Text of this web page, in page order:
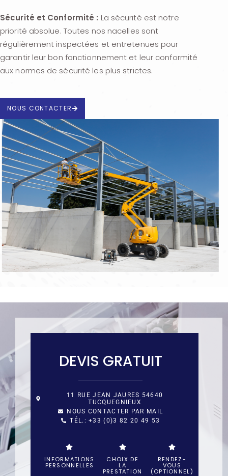
Sécurité et Conformité : La sécurité est notre
priorité absolue. Toutes nos nacelles sont
régulièrement inspectées et entretenues pour
garantir leur bon fonctionnement et leur conformité
aux normes de sécurité les plus strictes.
NOUS CONTACTER
DEVIS GRATUIT
11 RUE JEAN JAURES 54640
TUCQUEGNIEUX
NOUS CONTACTER PAR MAIL
TÉL.: +33 (0)3 82 20 49 53
INFORMATIONS
PERSONNELLES
CHOIX DE
LA
PRESTATION
RENDEZ-
VOUS
(OPTIONNEL)